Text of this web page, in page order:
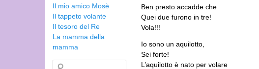
Ben presto accadde che
Quei due furono in tre!
Vola!!!
Io sono un aquilotto,
Sei forte!
L’aquilotto è nato per volare
Il mio amico Mosè
Il tappeto volante
Il tesoro del Re
La mamma della
mamma